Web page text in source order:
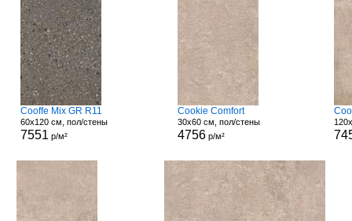
Cooffe Mix GR R11
60x120 см, пол/стены
7551 р/м²
Cookie Comfort
30x60 см, пол/стены
4756р/м²